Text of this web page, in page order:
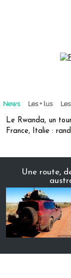
News Les + lus
Le Rwanda, un
France, Italie :
Une route,